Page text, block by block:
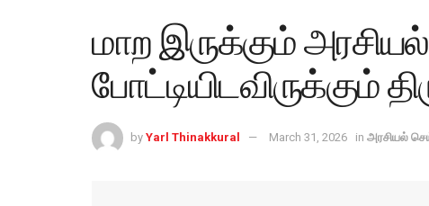
மாற இருக்கும்
போட்டியிடவிருக்கும்
by Yarl Thinakkural March 31, 2026 in அரசியல்